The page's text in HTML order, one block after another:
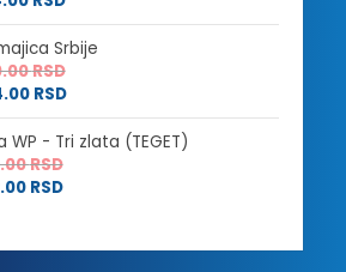
Srbije
RSD
RSD
WP - Tri zlata (TEGET)
RSD
RSD